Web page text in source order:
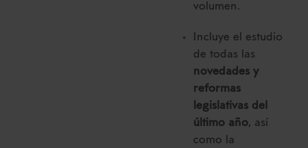
volumen.
Incluye el estudio
de todas las
novedades y
reformas
legislativas del
último año, así
como la